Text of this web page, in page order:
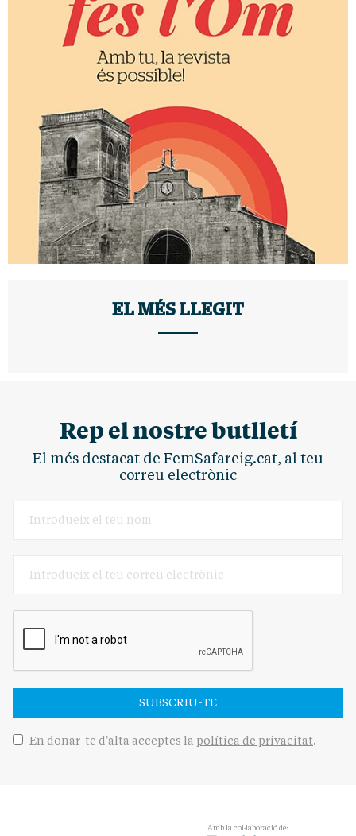
EL MÉS LLEGIT
Rep el nostre butlletí
El més destacat de FemSafareig.cat, al teu
correu electrònic
SUBSCRIU-TE
En donar-te d'alta acceptes la política de privacitat.
Amb la col·laboració de: